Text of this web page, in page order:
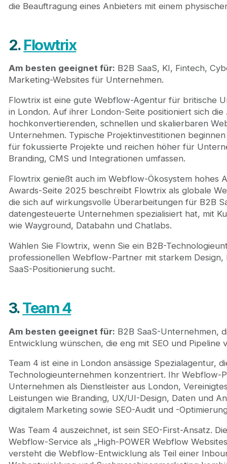
die Beauftragung eines Anbieters mit einem
2. Flowtrix
Am besten geeignet für: B2B SaaS, KI, Fintech,
Marketing-Websites für Unternehmen.
Flowtrix ist eine gute Webflow-Agentur für britische
in London. Auf ihrer London-Seite positioniert sich
hochkonvertierenden, schnellen und skalierbaren
Unternehmen. Typische Projektinvestitionen
für fokussierte Projekte und reichen höher für
Branding, CMS und Integrationen umfassen.
Flowtrix genießt auch im Webflow-Ökosystem hohes
Awards-Seite 2025 beschreibt Flowtrix als globale
die sich auf wirkungsvolle Überarbeitungen für B2B
datengesteuerte Unternehmen spezialisiert hat, mit
wie Wayground, Databahn und Chatlabs.
Wählen Sie Flowtrix, wenn Sie ein B2B-
professionellen Webflow-Partner mit starkem
SaaS-Positionierung sucht.
3.Team 4
Am besten geeignet für: B2B SaaS-Unternehmen,
Entwicklung wünschen, die eng mit SEO und Pipeline
Team 4 ist eine in London ansässige Spezialagentur,
Technologieunternehmen konzentriert. Ihr Webflow-
Unternehmen als Dienstleister aus London,
Leistungen wie Branding, UX/UI-Design, Daten und
digitalem Marketing sowie SEO-Audit und -
Was Team 4 auszeichnet, ist sein SEO-First-Ansatz.
Webflow-Service als „High-POWER Webflow
versteht die Webflow-Entwicklung als Teil einer